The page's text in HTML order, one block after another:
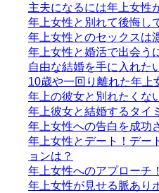
主夫になるには年上女性
年上女性と別れて後悔し
年上女性とのセックスは
年上女性と婚活で出会う
自由な結婚を手に入れた
10歳や一回り離れた年上
年上の彼女と別れたくな
年上彼女と結婚するタイ
年上女性への告白を成功
年上女性とデート！デー
ョンは？
年上女性へのアプローチ
年上女性が見せる脈あり